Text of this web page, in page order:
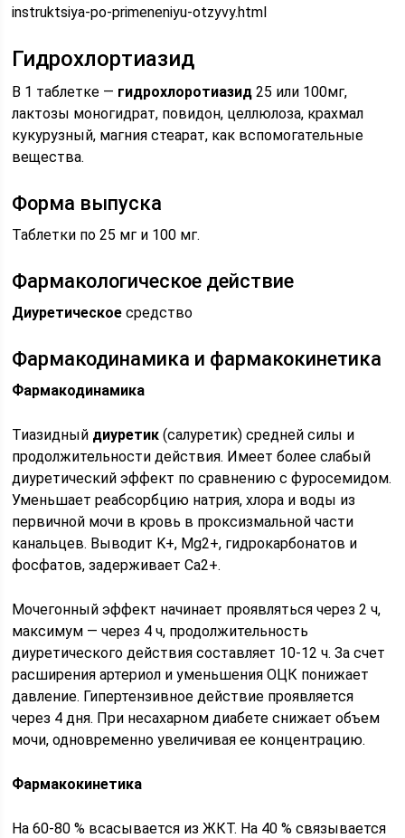
instruktsiya-po-primeneniyu-otzyvy.html
Гидрохлортиазид
В 1 таблетке — гидрохлоротиазид 25 или 100мг,
лактозы моногидрат, повидон, целлюлоза, крахмал
кукурузный, магния стеарат, как вспомогательные
вещества.
Форма выпуска
Таблетки по 25 мг и 100 мг.
Фармакологическое действие
Диуретическое средство
Фармакодинамика и фармакокинетика
Фармакодинамика
Тиазидный диуретик (салуретик) средней силы и
продолжительности действия. Имеет более слабый
диуретический эффект по сравнению с фуросемидом.
Уменьшает реабсорбцию натрия, хлора и воды из
первичной мочи в кровь в проксизмальной части
канальцев. Выводит K+, Mg2+, гидрокарбонатов и
фосфатов, задерживает Ca2+.
Мочегонный эффект начинает проявляться через 2 ч,
максимум — через 4 ч, продолжительность
диуретического действия составляет 10-12 ч. За счет
расширения артериол и уменьшения ОЦК понижает
давление. Гипертензивное действие проявляется
через 4 дня. При несахарном диабете снижает объем
мочи, одновременно увеличивая ее концентрацию.
Фармакокинетика
На 60-80 % всасывается из ЖКТ. На 40 % связывается